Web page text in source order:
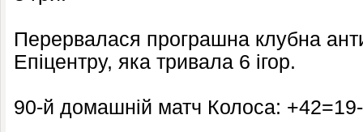
Перервалася програшна клубна
Епіцентру, яка тривала 6 ігор.
90-й домашній матч Колоса: